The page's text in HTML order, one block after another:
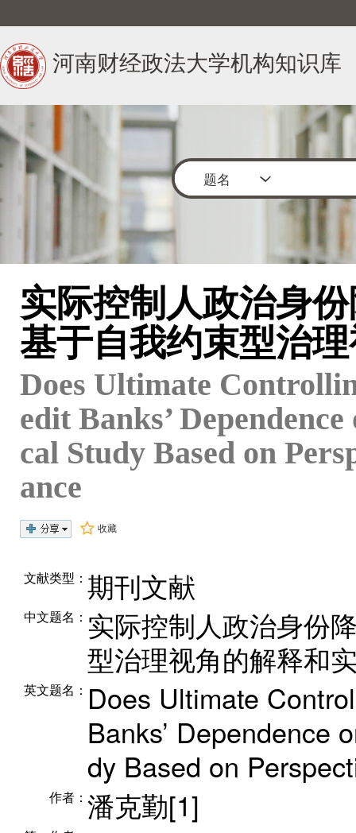
河南财经政法大学机构知识库
题名
实际控制人政治身
基于自我约束型治
Does Ultimate
edit Banks’
cal Study Based on
ance
收藏
文献类型： 期刊文献
中文题名： 实际控制人政治身份
型治理视角的解释和
英文题名： Does Ultimate
Banks’ Dependence
dy Based on
作者： 潘克勤[1]